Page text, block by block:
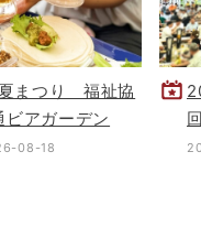
まつり 福祉協
アガーデン
08-18